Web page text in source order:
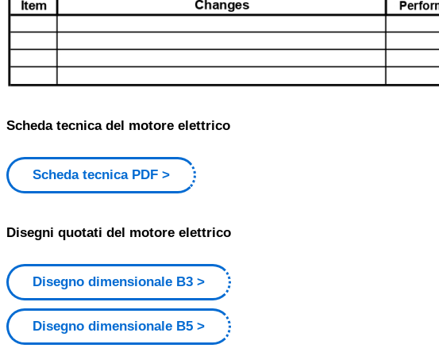
Scheda tecnica del motore elettrico
Scheda tecnica PDF
Disegni quotati del motore elettrico
Disegno dimensionale B3
Disegno dimensionale B5